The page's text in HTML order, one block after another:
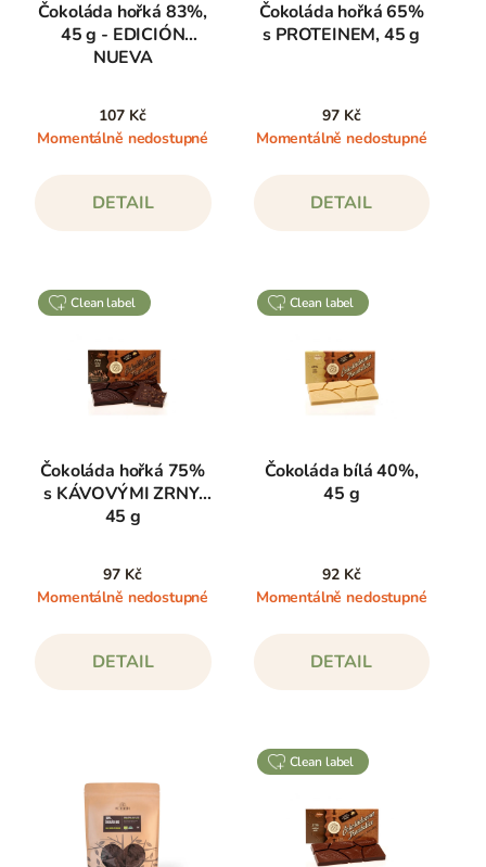
Čokoláda hořká 83%,
45 g - EDICIÓN
NUEVA
107 Kč
Momentálně nedostupné
DETAIL
Čokoláda hořká 65%
s PROTEINEM, 45 g
97 Kč
Momentálně nedostupné
DETAIL
clean label
Čokoláda hořká 75%
s KÁVOVÝMI ZRNY,
45 g
97 Kč
Momentálně nedostupné
DETAIL
clean label
Čokoláda bílá 40%,
45 g
92 Kč
Momentálně nedostupné
DETAIL
clean label